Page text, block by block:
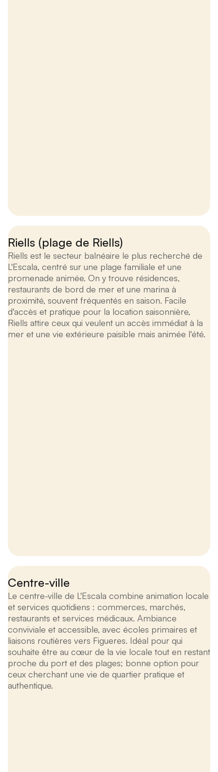
Riells (plage de Riells)
Riells est le secteur balnéaire le plus recherché de
L'Escala, centré sur une plage familiale et une
promenade animée. On y trouve résidences,
restaurants de bord de mer et une marina à
proximité, souvent fréquentés en saison. Facile
d'accès et pratique pour la location saisonnière,
Riells attire ceux qui veulent un accès immédiat à la
mer et une vie extérieure paisible mais animée l'été.
Centre-ville
Le centre-ville de L'Escala combine animation locale
et services quotidiens : commerces, marchés,
restaurants et services médicaux. Ambiance
conviviale et accessible, avec écoles primaires et
liaisons routières vers Figueres. Idéal pour qui
souhaite être au cœur de la vie locale tout en restant
proche du port et des plages; bonne option pour
ceux cherchant une vie de quartier pratique et
authentique.